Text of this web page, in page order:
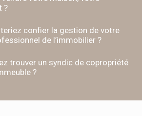
?
confier la gestion de votre
de l’immobilier ?
trouver un syndic de copropriété
?